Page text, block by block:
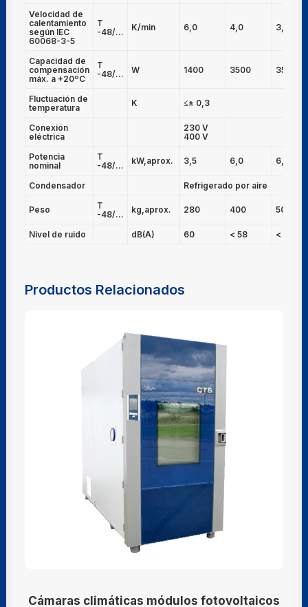
Velocidad de
calentamiento
según IEC
60068-3-5
T
-48/...
K/min 6,0 4,0 3,5
Capacidad de
compensación
máx. a +20ºC
T
-48/...
W 1400 3500 3500
Fluctuación de
temperatura
K ≤± 0,3
Conexión
eléctrica
230 V
400 V
Potencia
nominal
T
-48/...
kW,aprox. 3,5 6,0 6,0
Condensador Refrigerado por aire
Peso
T
-48/...
kg,aprox. 280 400 500
Nivel de ruido dB(A) 60 < 58 < 58
Productos Relacionados
Cámaras climáticas módulos fotovoltaicos